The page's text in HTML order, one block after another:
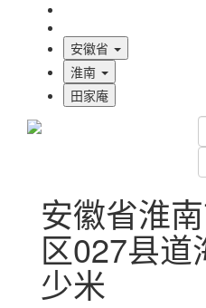
安徽省
淮南
田家庵
安徽省淮
区027县道
少米